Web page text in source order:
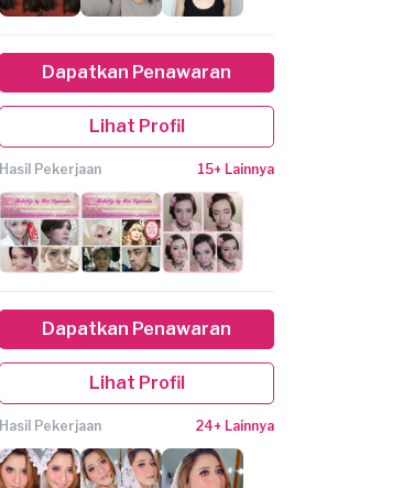
Dapatkan Penawaran
Lihat Profil
Hasil Pekerjaan 15+ Lainnya
Dapatkan Penawaran
Lihat Profil
Hasil Pekerjaan 24+ Lainnya